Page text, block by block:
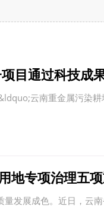
目通过科技成
云南重金属污染
地专项治理五
展成色。近日，云